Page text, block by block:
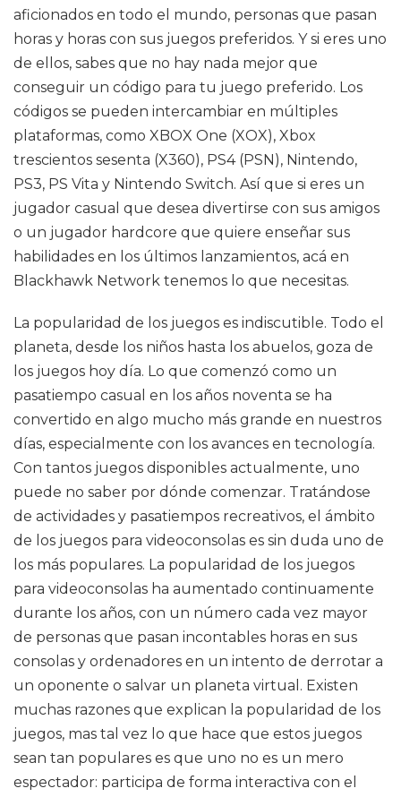
aficionados en todo el mundo, personas que pasan
horas y horas con sus juegos preferidos. Y si eres uno
de ellos, sabes que no hay nada mejor que
conseguir un código para tu juego preferido. Los
códigos se pueden intercambiar en múltiples
plataformas, como XBOX One (XOX), Xbox
trescientos sesenta (X360), PS4 (PSN), Nintendo,
PS3, PS Vita y Nintendo Switch. Así que si eres un
jugador casual que desea divertirse con sus amigos
o un jugador hardcore que quiere enseñar sus
habilidades en los últimos lanzamientos, acá en
Blackhawk Network tenemos lo que necesitas.
La popularidad de los juegos es indiscutible. Todo el
planeta, desde los niños hasta los abuelos, goza de
los juegos hoy día. Lo que comenzó como un
pasatiempo casual en los años noventa se ha
convertido en algo mucho más grande en nuestros
días, especialmente con los avances en tecnología.
Con tantos juegos disponibles actualmente, uno
puede no saber por dónde comenzar. Tratándose
de actividades y pasatiempos recreativos, el ámbito
de los juegos para videoconsolas es sin duda uno de
los más populares. La popularidad de los juegos
para videoconsolas ha aumentado continuamente
durante los años, con un número cada vez mayor
de personas que pasan incontables horas en sus
consolas y ordenadores en un intento de derrotar a
un oponente o salvar un planeta virtual. Existen
muchas razones que explican la popularidad de los
juegos, mas tal vez lo que hace que estos juegos
sean tan populares es que uno no es un mero
espectador: participa de forma interactiva con el